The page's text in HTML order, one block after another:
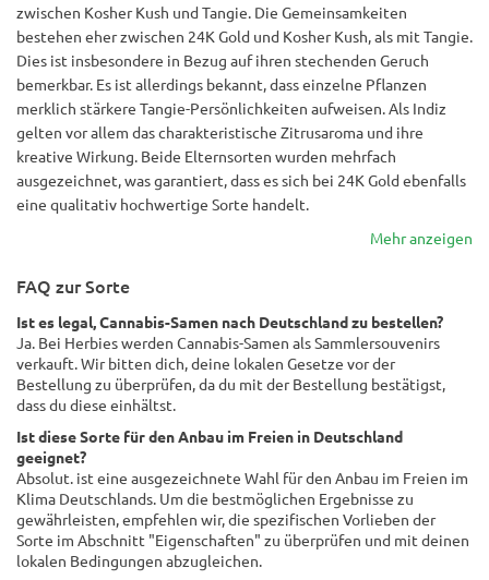
zwischen Kosher Kush und Tangie. Die Gemeinsamkeiten
bestehen eher zwischen 24K Gold und Kosher Kush, als mit Tangie.
Dies ist insbesondere in Bezug auf ihren stechenden Geruch
bemerkbar. Es ist allerdings bekannt, dass einzelne Pflanzen
merklich stärkere Tangie-Persönlichkeiten aufweisen. Als Indiz
gelten vor allem das charakteristische Zitrusaroma und ihre
kreative Wirkung. Beide Elternsorten wurden mehrfach
ausgezeichnet, was garantiert, dass es sich bei 24K Gold ebenfalls
eine qualitativ hochwertige Sorte handelt.
Mehr anzeigen
FAQ zur Sorte
Ist es legal, Cannabis-Samen nach Deutschland zu bestellen?
Ja. Bei Herbies werden Cannabis-Samen als Sammlersouvenirs
verkauft. Wir bitten dich, deine lokalen Gesetze vor der
Bestellung zu überprüfen, da du mit der Bestellung bestätigst,
dass du diese einhältst.
Ist diese Sorte für den Anbau im Freien in Deutschland
geeignet?
Absolut. ist eine ausgezeichnete Wahl für den Anbau im Freien im
Klima Deutschlands. Um die bestmöglichen Ergebnisse zu
gewährleisten, empfehlen wir, die spezifischen Vorlieben der
Sorte im Abschnitt "Eigenschaften" zu überprüfen und mit deinen
lokalen Bedingungen abzugleichen.